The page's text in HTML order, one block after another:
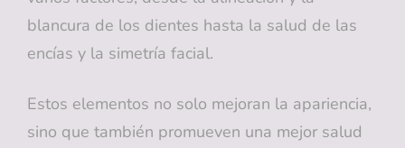
blancura de los dientes hasta la salud de las
encías y la simetría facial.
Estos elementos no solo mejoran la apariencia,
sino que también promueven una mejor salud